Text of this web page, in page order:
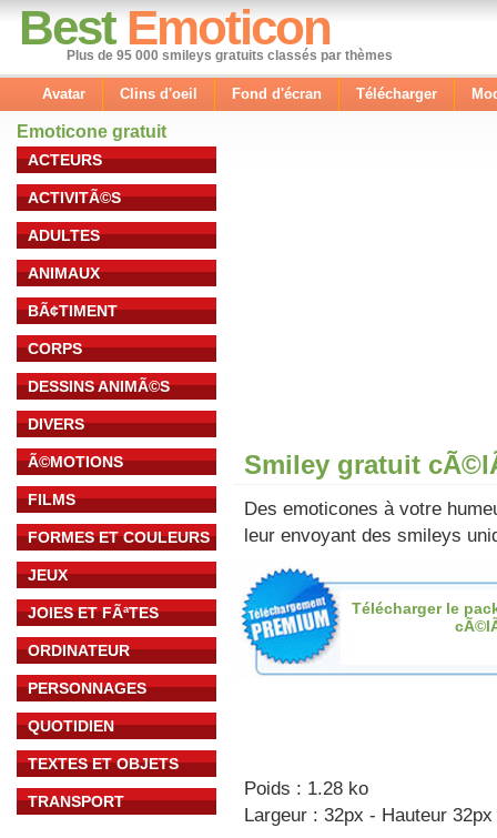
Best Emoticon
Plus de 95 000 smileys gratuits classés par thèmes
Avatar Clins d'oeil Fond d'écran Télécharger
Emoticone gratuit
ACTEURS
ACTIVITÃ©S
ADULTES
ANIMAUX
BÃ¢TIMENT
CORPS
DESSINS ANIMÃ©S
DIVERS
Ã©MOTIONS
FILMS
FORMES ET COULEURS
JEUX
JOIES ET FÃªTES
ORDINATEUR
PERSONNAGES
QUOTIDIEN
TEXTES ET OBJETS
TRANSPORT
Smiley gratuit
Des emoticones à votre
leur envoyant des smileys
Télécharger le
Poids : 1.28 ko
Largeur : 32px - Hauteur 32px